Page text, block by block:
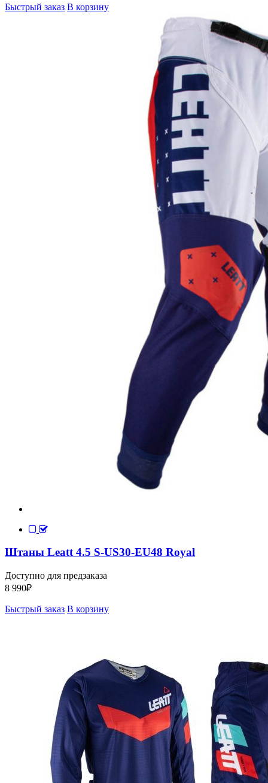
Быстрый заказ В корзину
Штаны Leatt 4.5 S-US30-EU48 Royal
Доступно для предзаказа
8 990₽
Быстрый заказ В корзину